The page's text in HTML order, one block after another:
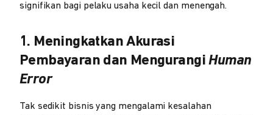
signifikan bagi pelaku usaha kecil dan menengah.
1. Meningkatkan Akurasi
Pembayaran dan MengurangiHuman
Error
Tak sedikit bisnis yang mengalami kesalahan